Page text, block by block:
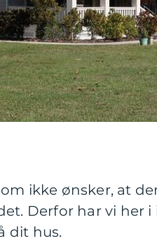
ikke ønsker, at
Derfor har vi her
dit hus.